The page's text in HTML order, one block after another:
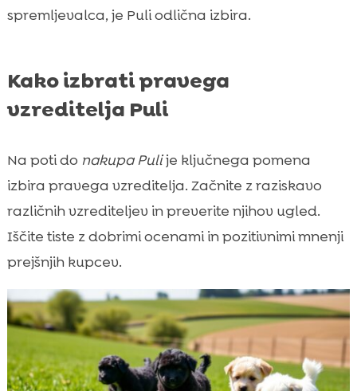
spremljevalca, je Puli odlična izbira.
Kako izbrati pravega
vzreditelja Puli
Na poti do nakupa Pulije ključnega pomena
izbira pravega vzreditelja. Začnite z raziskavo
različnih vzrediteljev in preverite njihov ugled.
Iščite tiste z dobrimi ocenami in pozitivnimi mnenji
prejšnjih kupcev.